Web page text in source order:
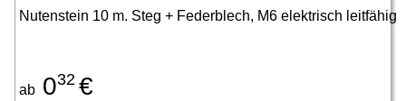
Nutenstein 10 m. Steg + Federblech, M6 elektrisch leitfähig
ab 032 €